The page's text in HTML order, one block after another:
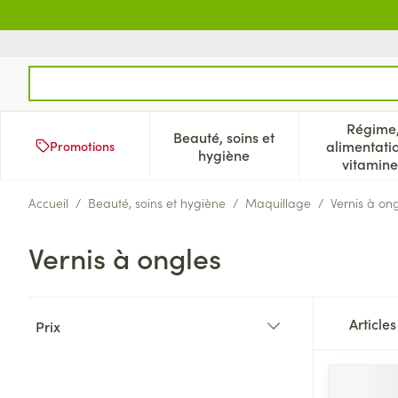
Promotions
Beauté, soins et
hygièneAfficher le sous-menu
Régime,
Accueil / Beauté, soins et hygiène / Maquillage / Vernis à
Vernis à ongles
Prix
Articles